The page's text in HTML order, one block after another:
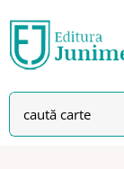
to
content
Search
for: